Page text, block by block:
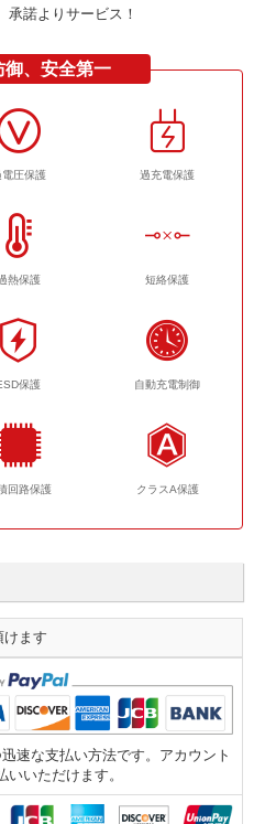
承諾よりサービス！
御、安全第一
電圧保護 過充電保護
熱保護 短絡保護
保護 自動充電制御
回路保護 クラスA保護
けます
速な支払い方法です。アカウント
いただけます。